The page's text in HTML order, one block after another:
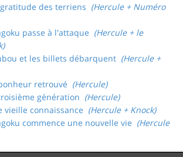
des terriens (Hercule + Numéro
passe à l'attaque (Hercule + le
et les billets débarquent (Hercule +
retrouvé (Hercule)
génération (Hercule)
vieille connaissance (Hercule + Knock)
commence une nouvelle vie (Hercule